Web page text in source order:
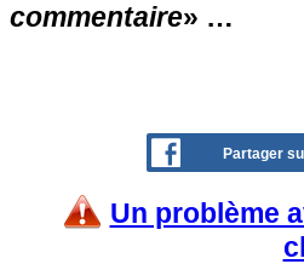
commentaire» …
Partager
Un problème